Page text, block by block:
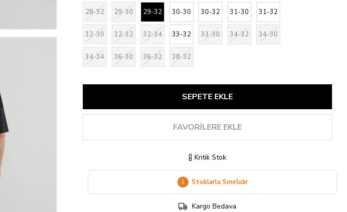
28-32 29-30 29-32 30-30 30-32 31-30 31-32
32-30 32-32 32-34 33-32 33-30 34-32 34-30
34-34 36-30 36-32 38-32
FAVORILERE EKLE
Kritik Stok
i Stoklarla Sınırlıdır
Kargo Bedava